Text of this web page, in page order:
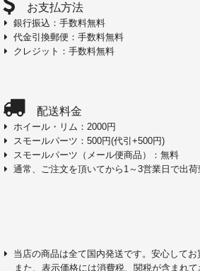
お支払方法
銀行振込：手数料無料
代金引換郵便：手数料無料
クレジット：手数料無料
配送料金
ホイール・リム：2000円
スモールパーツ：500円(代引+500円)
スモールパーツ（メール便商品）：無料
通常、ご注文を頂いてから1～3営業日で出荷
当店の商品は全て国内発送です。安心してお
また、表示価格には消費税、関税が含まれ